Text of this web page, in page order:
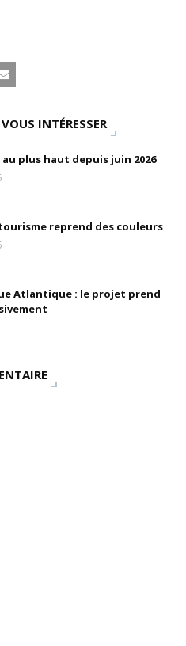
le pari du luxe et de la durabilité
dollar grince
sur la stratégie de Céline Dion
2026INTÉRESSER
plus haut depuis juin 2026
reprend des couleurs
Atlantique : le projet prend